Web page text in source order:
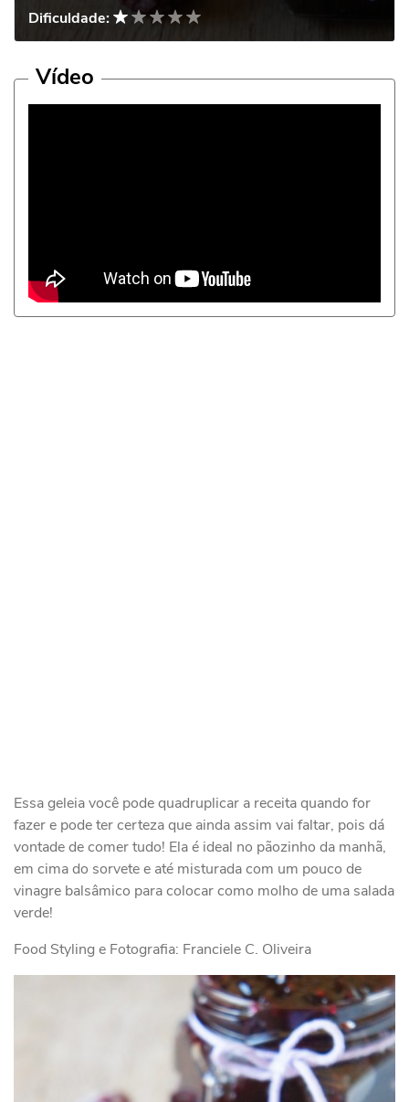
Dificuldade:
Vídeo
Essa geleia você pode quadruplicar a receita quando for
fazer e pode ter certeza que ainda assim vai faltar, pois dá
vontade de comer tudo! Ela é ideal no pãozinho da manhã,
em cima do sorvete e até misturada com um pouco de
vinagre balsâmico para colocar como molho de uma salada
verde!
Food Styling e Fotografia: Franciele C. Oliveira